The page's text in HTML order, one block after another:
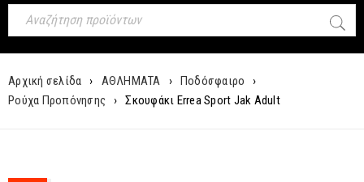
Αρχική σελίδα › ΑΘΛΗΜΑΤΑ › Ποδόσφαιρο
›
Ρούχα Προπόνησης › Σκουφάκι Errea Sport Jak Adult